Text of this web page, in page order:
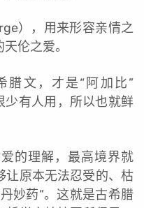
），用来形容亲情之
伦之爱。
腊文，才是“阿加比”
少有人用，所以也就鲜
的理解，最高境界就
让原本无法忍受的、枯
妙药”。这就是古希腊